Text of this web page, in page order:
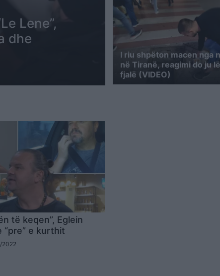
Lene”,
dhe
I riu shpëton macen nga
në Tiranë, reagimi do ju
fjalë (VIDEO)
të keqen”, Eglein
“pre” e kurthit
2022